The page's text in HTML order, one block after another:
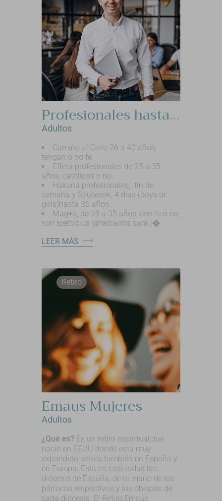
Profesionales hasta 40 años, retiros mixtos.
Adultos
Camino al Cielo 26 a 40 años,
tengan o no fe.
Effetá profesionales de 25 a 35
años, católicos o no.
Hakuna profesionales, fin de
semana y Soulweek, 4 días (boys or
girls)hasta 35 años.
Mag+s, de 18 a 35 años, con fe o no,
son Ejercicios Ignacianos para j�
LEER MÁS
Retiro
Emaus Mujeres
Adultos
¿Qué es? Es un retiro espiritual,que
nació en EEUU donde está muy
expandido, ahora también en España y
en Europa. Está en casi todas las
diócesis de España, de la mano de los
párrocos respectivos y los obispos de
cada diócesis. El Retiro Emaús